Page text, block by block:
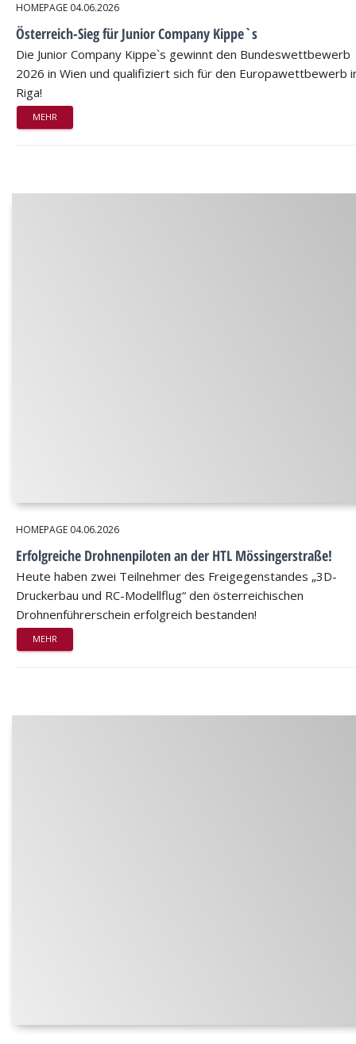
HOMEPAGE 04.06.2026
Österreich-Sieg für Junior Company Kippe`s
Die Junior Company Kippe`s gewinnt den Bundeswettbewerb
2026 in Wien und qualifiziert sich für den Europawettbewerb
Riga!
MEHR
HOMEPAGE 04.06.2026
Erfolgreiche Drohnenpiloten an der HTL Mössingerstraße!
Heute haben zwei Teilnehmer des Freigegenstandes „3D-
Druckerbau und RC-Modellflug“ den österreichischen
Drohnenführerschein erfolgreich bestanden!
MEHR